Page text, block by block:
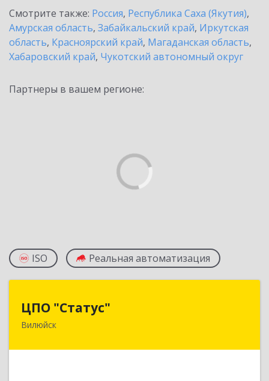
Смотрите также: Россия, Республика Саха (Якутия),
Амурская область, Забайкальский край, Иркутская
область, Красноярский край, Магаданская область,
Хабаровский край, Чукотский автономный округ
Партнеры в вашем регионе:
ISO Реальная автоматизация
ЦПО "Статус"
Вилюйск
677000, Саха /Якутия/ Респ, Якутск г, Ленина пр-